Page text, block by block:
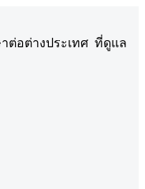
ต่อต่างประเทศ ที่ดูแล